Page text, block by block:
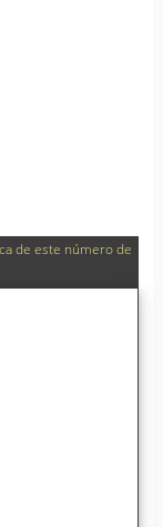
de este número de